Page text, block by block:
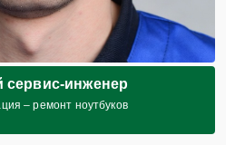
сервис-инженер
– ремонт ноутбуков